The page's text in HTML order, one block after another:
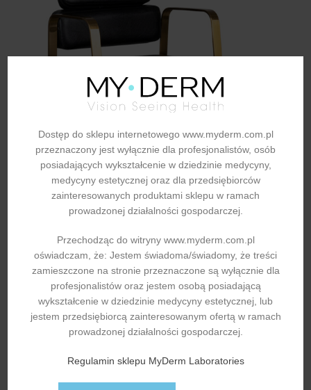
Dostęp do sklepu internetowego www.myderm.com.pl
przeznaczony jest wyłącznie dla profesjonalistów, osób
posiadających wykształcenie w dziedzinie medycyny,
medycyny estetycznej oraz dla przedsiębiorców
zainteresowanych produktami sklepu w ramach
prowadzonej działalności gospodarczej.
Przechodząc do witryny www.myderm.com.pl
oświadczam, że: Jestem świadoma/świadomy, że treści
zamieszczone na stronie przeznaczone są wyłącznie dla
profesjonalistów oraz jestem osobą posiadającą
wykształcenie w dziedzinie medycyny estetycznej, lub
jestem przedsiębiorcą zainteresowanym ofertą w ramach
prowadzonej działalności gospodarczej.
Regulamin sklepu MyDerm Laboratories
Gabbiano fotel fryzjerski Porto Gold czarny
Fotele fryzjerskie i myjki, Fryzjerstwo,Meble fryzjerskie,
Kosmetologia, kosmetyka i fryzjerstwo,Porto
1.600,00zł
BRAK